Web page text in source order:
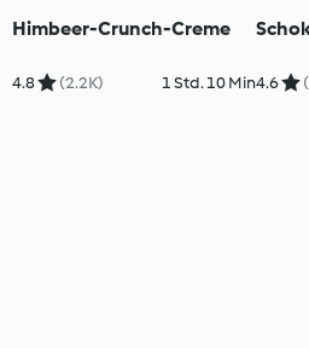
Himbeer-Crunch-Creme
4.8 (2.2K) 1 Std. 10 Min4.6